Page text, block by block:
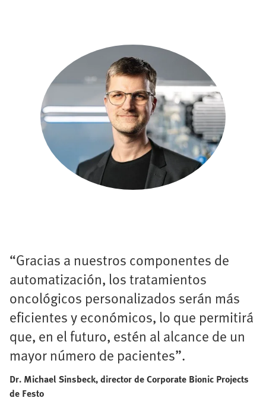
“Gracias a nuestros componentes de
automatización, los tratamientos
oncológicos personalizados serán más
eficientes y económicos, lo que permitirá
que, en el futuro, estén al alcance de un
mayor número de pacientes”.
Dr. Michael Sinsbeck, director de Corporate Bionic Projects
de Festo